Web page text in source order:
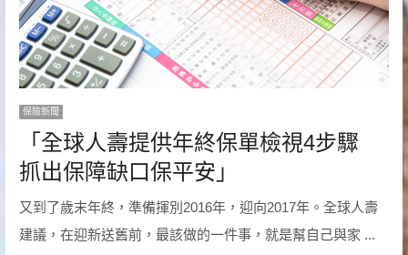
保險新聞
「全球人壽提供年終保單檢視4步驟
抓出保障缺口保平安」
又到了歲末年終，準備揮別2016年，迎向2017年。全球人壽
建議，在迎新送舊前，最該做的一件事，就是幫自己與家 ...